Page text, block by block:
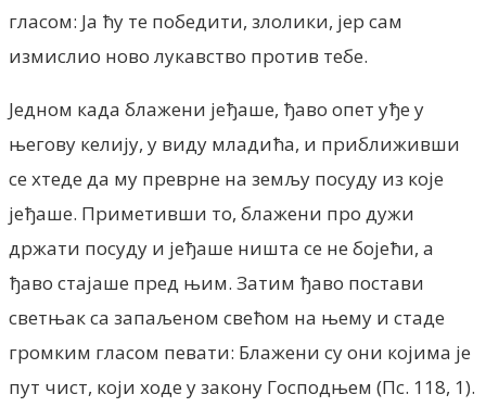
гласом: Ја ћу те победити, злолики, јер сам
измислио ново лукавство против тебе.
Једном када блажени јеђаше, ђаво опет уђе у
његову келију, у виду младића, и приближивши
се хтеде да му преврне на земљу посуду из које
јеђаше. Приметивши то, блажени про дужи
држати посуду и јеђаше ништа се не бојећи, а
ђаво стајаше пред њим. Затим ђаво постави
светњак са запаљеном свећом на њему и стаде
громким гласом певати: Блажени су они којима је
пут чист, који ходе у закону Господњем (Пс. 118, 1).